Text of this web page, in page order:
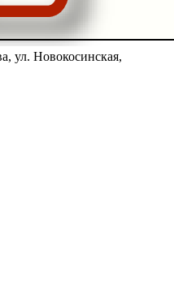
ул. Новокосинская,